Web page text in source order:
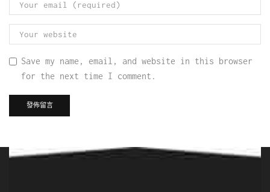
Save my name, email, and website in this browser
for the next time I comment.